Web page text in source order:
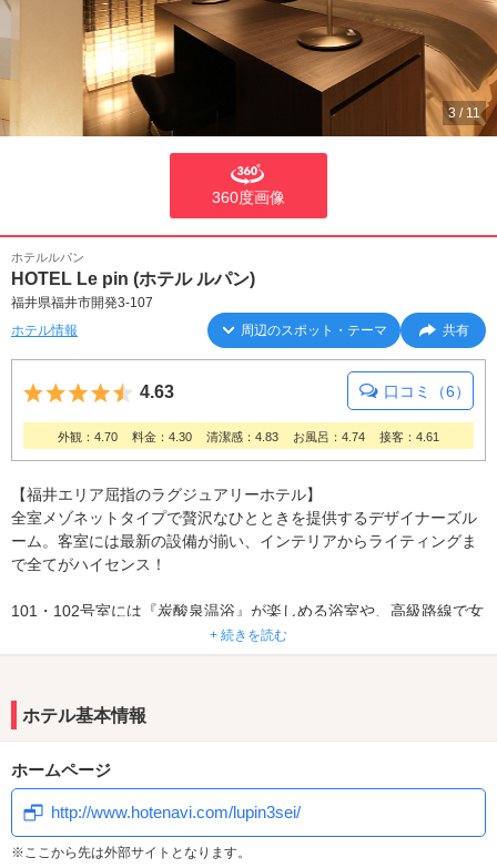
3 / 11
360度画像
ホテルルパン
HOTEL Le pin (ホテル ルパン)
福井県福井市開発3-107
ホテル情報
周辺のスポット・テーマ 共有
5つ星のうち4.5
4.63 口コミ（6）
外観：4.70 料金：4.30 清潔感：4.83 お風呂：4.74 接客：4.61
【福井エリア屈指のラグジュアリーホテル】
全室メゾネットタイプで贅沢なひとときを提供するデザイナーズル
ーム。客室には最新の設備が揃い、インテリアからライティングま
で全てがハイセンス！
101・102号室には『炭酸泉温浴』が楽しめる浴室や、高級路線で女
性に嬉しいサービスが目白押し♡大人気の美顔器・ナイトスチーマ
ーをはじめ、コスメ等ワンランク上のアメニティも豊富♪カールドラ
全浴室には浴室TVはもちろんマットも完備。ウエルカムサービスで
「HOTEL Le pin」へぜひお越しください☆
+ 続きを読む
ホテル基本情報
ホームページ
http://www.hotenavi.com/lupin3sei/
※ここから先は外部サイトとなります。